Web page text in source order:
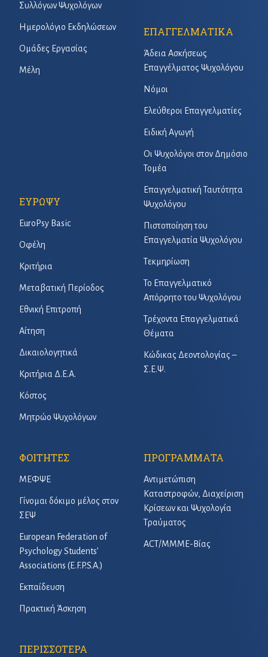
Συλλόγων Ψυχολόγων
Ημερολόγιο Εκδηλώσεων
Ομάδες Εργασίας
Μέλη
ΕΠΑΓΓΕΛΜΑΤΙΚΑ
Άδεια Ασκήσεως
Επαγγέλματος Ψυχολόγου
Νόμοι
Ελεύθεροι Επαγγελματίες
Ειδική Αγωγή
Οι Ψυχολόγοι στον Δημόσιο
Τομέα
Επαγγελματική Ταυτότητα
Ψυχολόγου
Πιστοποίηση του
Επαγγελματία Ψυχολόγου
Τεκμηρίωση
Το Επαγγελματικό
Απόρρητο του Ψυχολόγου
Τρέχοντα Επαγγελματικά
Θέματα
Κώδικας Δεοντολογίας –
Σ.Ε.Ψ.
ΕΥΡΩΨΥ
EuroPsy Basic
Οφέλη
Κριτήρια
Μεταβατική Περίοδος
Εθνική Επιτροπή
Αίτηση
Δικαιολογητικά
Κριτήρια Δ.Ε.Α.
Κόστος
Μητρώο Ψυχολόγων
ΦΟΙΤΗΤΕΣ
ΜΕΦΨΕ
Γίνομαι δόκιμο μέλος στον
ΣΕΨ
European Federation of
Psychology Students’
Associations (E.F.P.S.A.)
Εκπαίδευση
Πρακτική Άσκηση
ΠΡΟΓΡΑΜΜΑΤΑ
Αντιμετώπιση
Καταστροφών, Διαχείριση
Κρίσεων και Ψυχολογία
Τραύματος
ACT/ΜΜΜΕ-Βίας
ΠΕΡΙΣΣΟΤΕΡΑ